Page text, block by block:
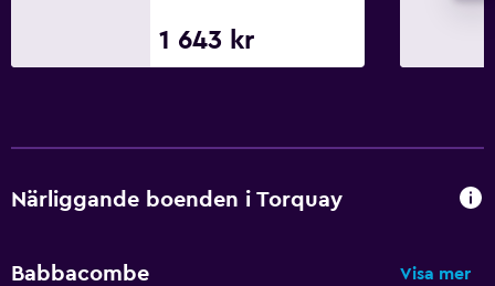
1 643 kr
Närliggande boenden i Torquay
Babbacombe Visa mer